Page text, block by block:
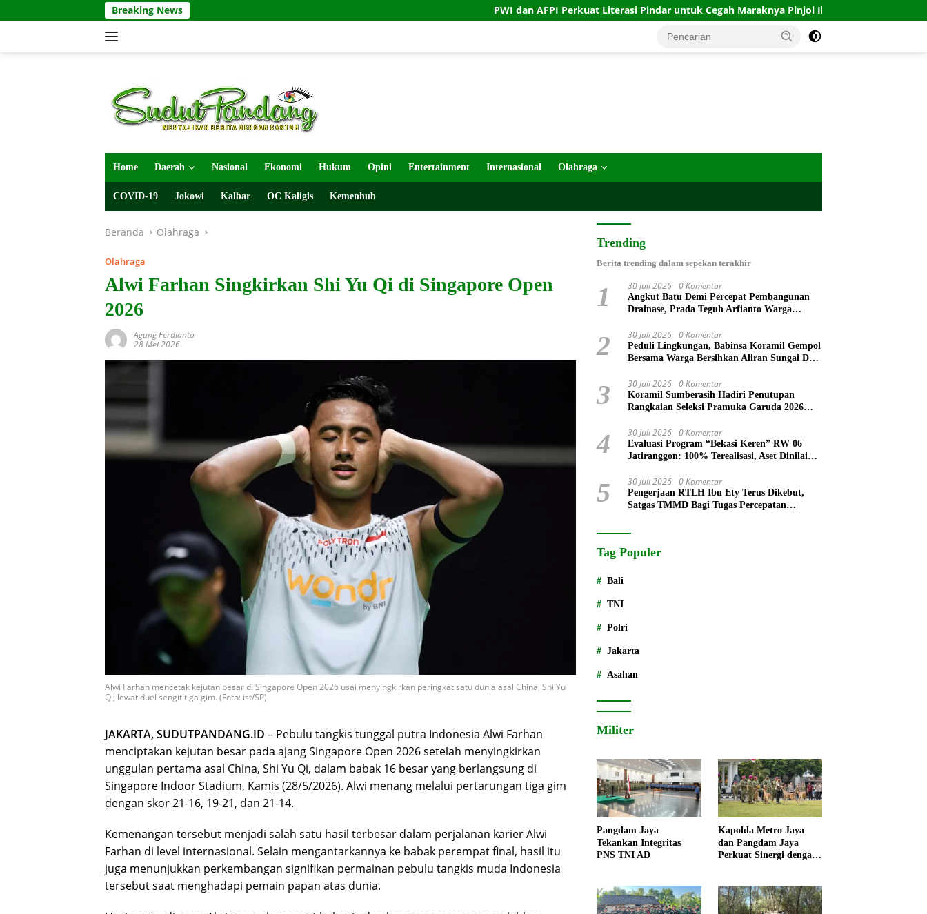
ke
Breaking News PWI dan AFPI Perkuat Literasi Pindar untuk Cegah Maraknya Pinjol Ilegal Bangun Generasi
Home Daerah Nasional Ekonomi Hukum Opini Entertainment Internasional Olahraga
COVID-19 Jokowi Kalbar OC Kaligis Kemenhub
Beranda Olahraga
Olahraga
Alwi Farhan Singkirkan Shi Yu Qi di Singapore Open
2026
Agung Ferdianto
28 Mei 2026
Alwi Farhan mencetak kejutan besar di Singapore Open 2026 usai menyingkirkan peringkat satu dunia asal China, Shi Yu
Qi, lewat duel sengit tiga gim. (Foto: ist/SP)
JAKARTA, SUDUTPANDANG.ID – Pebulu tangkis tunggal putra Indonesia Alwi Farhan
menciptakan kejutan besar pada ajang Singapore Open 2026 setelah menyingkirkan
unggulan pertama asal China, Shi Yu Qi, dalam babak 16 besar yang berlangsung di
Singapore Indoor Stadium, Kamis (28/5/2026). Alwi menang melalui pertarungan tiga gim
dengan skor 21-16, 19-21, dan 21-14.
Kemenangan tersebut menjadi salah satu hasil terbesar dalam perjalanan karier Alwi
Farhan di level internasional. Selain mengantarkannya ke babak perempat final, hasil itu
juga menunjukkan perkembangan signifikan permainan pebulu tangkis muda Indonesia
tersebut saat menghadapi pemain papan atas dunia.
Trending
Berita trending dalam sepekan terakhir
1 30 Juli 2026 0 Komentar
Angkut Batu Demi Percepat Pembangunan
Drainase, Prada Teguh Arfianto Warga
2 30 Juli 2026 0 Komentar
Peduli Lingkungan, Babinsa Koramil Gempol
Bersama Warga Bersihkan Aliran Sungai Desa
3 30 Juli 2026 0 Komentar
Koramil Sumberasih Hadiri Penutupan
Rangkaian Seleksi Pramuka Garuda 2026
4 30 Juli 2026 0 Komentar
Evaluasi Program “Bekasi Keren” RW 06
Jatiranggon: 100% Terealisasi, Aset Dinilai
5 30 Juli 2026 0 Komentar
Pengerjaan RTLH Ibu Ety Terus Dikebut,
Satgas TMMD Bagi Tugas Percepatan
Tag Populer
Bali
TNI
Polri
Jakarta
Asahan
Militer
Pangdam Jaya
Tekankan Integritas
PNS TNI AD
Kapolda Metro Jaya
dan Pangdam Jaya
Perkuat Sinergi dengan